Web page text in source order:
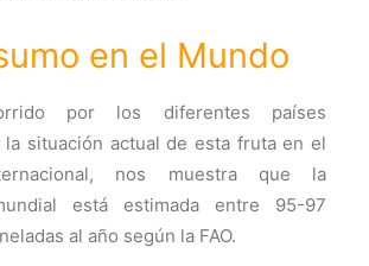
en el Mundo
por los diferentes países
situación actual de esta fruta en el
nos muestra que la
está estimada entre 95-97
al año según la FAO.